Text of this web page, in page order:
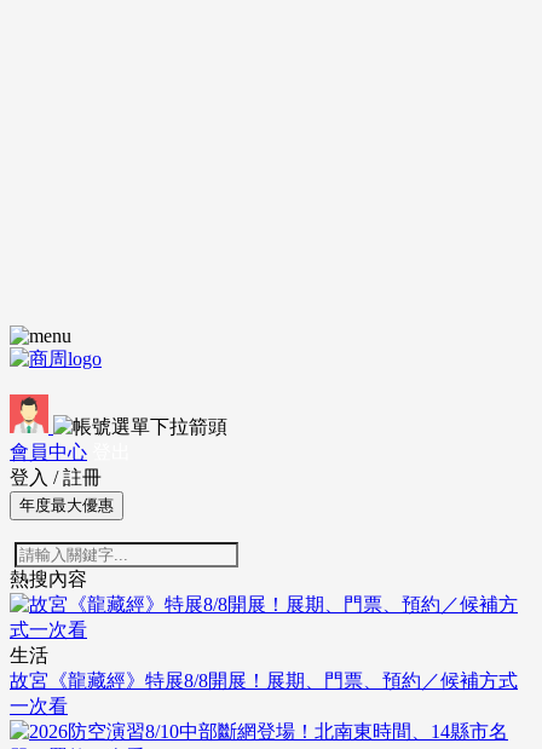
會員中心
登入 / 註冊
年度最大優惠
熱搜內容
生活
故宮《龍藏經》特展8/8開展！展期、門票、預約／候補方式
一次看